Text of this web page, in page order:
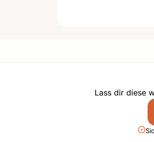
Lass dir diese